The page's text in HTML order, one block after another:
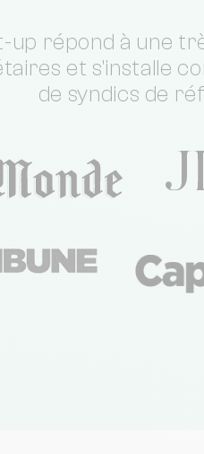
up répond à une
et s'installe
de syndics de